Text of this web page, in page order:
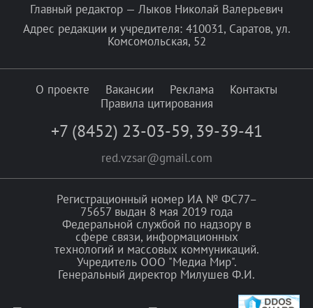
Главный редактор — Лыков Николай Валерьевич
Адрес редакции и учредителя: 410031, Саратов, ул.
Комсомольская, 52
О проекте Вакансии Реклама
Контакты
Правила цитирования
+7 (8452) 23-03-59, 39-39-41
red.vzsar@gmail.com
Регистрационный номер ИА № ФС77–
75657 выдан 8 мая 2019 года
Федеральной службой по надзору в
сфере связи, информационных
технологий и массовых коммуникаций.
Учредитель ООО "Медиа Мир".
Генеральный директор Милушев Ф.И.